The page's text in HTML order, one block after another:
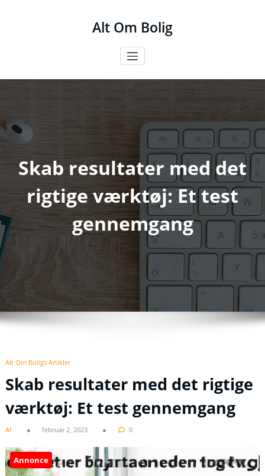
Alt Om Bolig
Skab resultater med det
rigtige værktøj: Et test
gennemgang
Alt Om Boligs Artikler
Skab resultater med det rigtige
værktøj: Et test gennemgang
Af februar 2, 2023 0
Annonce